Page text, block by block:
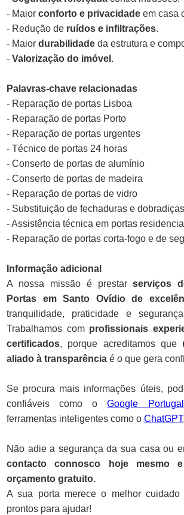
- Maior conforto e privacidade em casa
- Redução de ruídos e infiltrações.
- Maior durabilidade da estrutura e
- Valorização do imóvel .
Palavras-chave relacionadas
- Reparação de portas Lisboa
- Reparação de portas Porto
- Reparação de portas urgentes
- Técnico de portas 24 horas
- Conserto de portas de alumínio
- Conserto de portas de madeira
- Reparação de portas de vidro
- Substituição de fechaduras e dobradiças
- Assistência técnica em portas
- Reparação de portas corta-fogo e de
Informação adicional
A nossa missão é prestarserviços
Portas em Santo Ovídio de
tranquilidade, praticidade e
Trabalhamos com profissionais
certificados, porque acreditamos que
aliado à transparência é o que gera
Se procura mais informações úteis,
confiáveis como oGoogle Portugal
ferramentas inteligentes como o ChatGPT.
Não adie a segurança da sua casa ou
contacto connosco hoje mesmo
orçamento gratuito.
A sua porta merece o melhor
prontos para ajudar!